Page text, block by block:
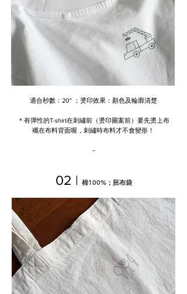
​適合秒數：20" ；燙印效果：顏色及輪廓清楚
＊有彈性的T-shirt在刺繡前（燙印圖案前）要先燙上布
襯在布料背面喔，刺繡時布料才不會變形！
－
02 | 棉100%；胚布袋